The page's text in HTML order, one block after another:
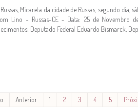
Micareta da cidade de Russas, segundo
Lino - Russas-CE - Data: 25 de Novembro
Deputado Federal Eduardo Bismarck,
Anterior 1 2 3 4 5